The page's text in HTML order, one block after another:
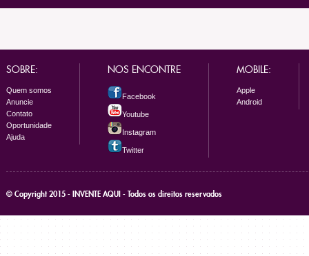
SOBRE:
Quem somos
Anuncie
Contato
Oportunidade
Ajuda
NOS ENCONTRE
Facebook
Youtube
Instagram
Twitter
MOBILE:
Apple
Android
© Copyright 2015 - INVENTE AQUI - Todos os direitos reservados